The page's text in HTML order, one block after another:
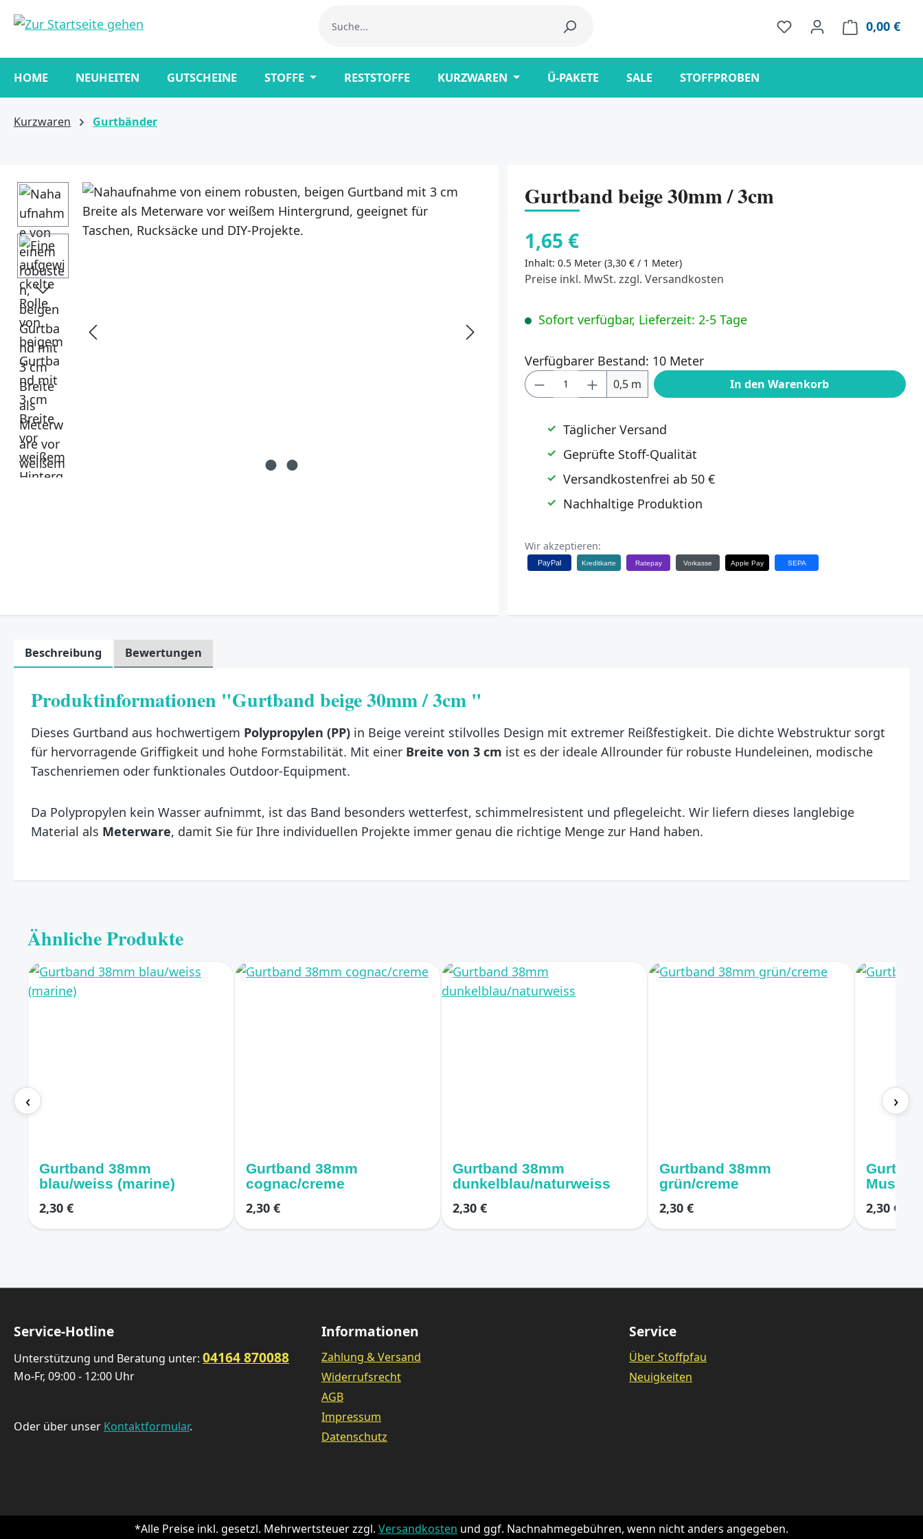
Zur Hauptnavigation springen
0,00 €
HOME NEUHEITEN GUTSCHEINE STOFFE RESTSTOFFE KURZWAREN Ü-PAKETE SALE STOFFPROBEN
Kurzwaren Gurtbänder
Bildergalerie überspringen Gurtband beige 30mm / 3cm
1,65 €
Inhalt:0.5 Meter(3,30 € / 1 Meter)
Preise inkl. MwSt. zzgl. Versandkosten
Sofort verfügbar, Lieferzeit: 2-5 Tage
Verfügbarer Bestand: 10 Meter
Produkt Anzahl: Gib den gewünschten Wert ein
0,5 m In den Warenkorb
Täglicher Versand
Geprüfte Stoff-Qualität
Versandkostenfrei ab 50 €
Nachhaltige Produktion
Wir akzeptieren:
PayPal Kreditkarte Ratepay Vorkasse Apple Pay SEPA
Beschreibung Bewertungen
Produktinformationen "Gurtband beige 30mm / 3cm "
Dieses Gurtband aus hochwertigem Polypropylen (PP) in Beige vereint stilvolles Design mit extremer Reißfestigkeit. Die dichte Webstruktur sorgt
für hervorragende Griffigkeit und hohe Formstabilität. Mit einer Breite von 3 cm ist es der ideale Allrounder für robuste Hundeleinen, modische
Taschenriemen oder funktionales Outdoor-Equipment.
Da Polypropylen kein Wasser aufnimmt, ist das Band besonders wetterfest, schimmelresistent und pflegeleicht. Wir liefern dieses langlebige
Material als Meterware, damit Sie für Ihre individuellen Projekte immer genau die richtige Menge zur Hand haben.
Ähnliche Produkte
‹
Gurtband 38mm
blau/weiss (marine)
2,30 €
Gurtband 38mm
cognac/creme
2,30 €
Gurtband 38mm
dunkelblau/naturweiss
2,30 €
Gurtband 38mm
grün/creme
2,30 €
Muster
2,30 €
›
Service-Hotline
Unterstützung und Beratung unter: 04164 870088
Mo-Fr, 09:00 - 12:00 Uhr
Oder über unser Kontaktformular.
Informationen
Zahlung & Versand
Widerrufsrecht
AGB
Impressum
Datenschutz
Service
Über Stoffpfau
Neuigkeiten
*Alle Preise inkl. gesetzl. Mehrwertsteuer zzgl. Versandkosten und ggf. Nachnahmegebühren, wenn nicht anders angegeben.